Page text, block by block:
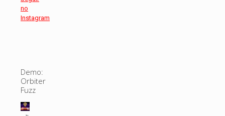
no
Instagram
Demo:
Orbiter
Fuzz